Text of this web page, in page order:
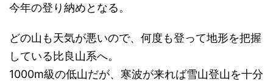
今年の登り納めとなる。
どの山も天気が悪いので、何度も登って地形を把握
している比良山系へ。
1000m級の低山だが、寒波が来れば雪山登山を十分